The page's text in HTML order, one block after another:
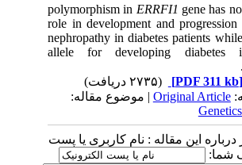
polymorphism inERRFI1gene has
role in development and
nephropathy in diabetes patients
allele for developing diabetes
Original Article| موضوع مقاله:
این مقاله : نام کاربری یا پست
شما: